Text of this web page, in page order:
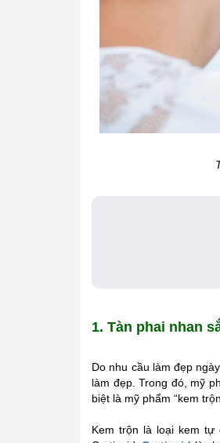
1. Tàn phai nhan
Do nhu cầu làm đẹp
làm đẹp. Trong đó, mỹ
biệt là mỹ phẩm “kem
Kem trộn là loại kem tự